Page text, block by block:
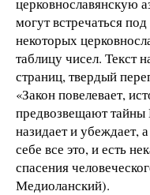
могут встречаться
некоторых
таблицу чисел. Текст
страниц, твердый
«Закон повелевает,
предвозвещают тайны
назидает и убеждает,
себе все это, и есть
спасения
Медиоланский).